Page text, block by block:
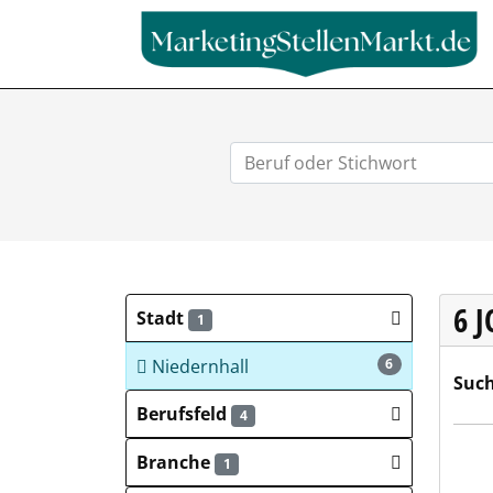
Stadt 1
6
Niedernhall
Berufsfeld
4
Branche 1
6